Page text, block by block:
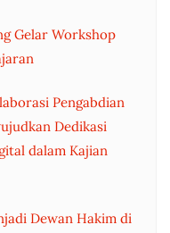
Gelar Workshop
Pengabdian
Dedikasi
dalam Kajian
Dewan Hakim di